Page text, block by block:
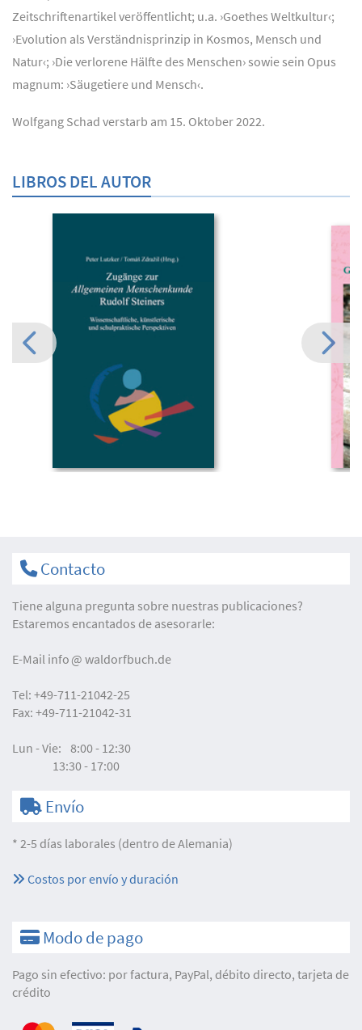
Zeitschriftenartikel veröffentlicht; u.a. ›Goethes Weltkultur‹;
›Evolution als Verständnisprinzip in Kosmos, Mensch und
Natur‹; ›Die verlorene Hälfte des Menschen› sowie sein Opus
magnum: ›Säugetiere und Mensch‹.
Wolfgang Schad verstarb am 15. Oktober 2022.
LIBROS DEL AUTOR
Contacto
Tiene alguna pregunta sobre nuestras publicaciones?
Estaremos encantados de asesorarle:
E-Mail info waldorfbuch.de
Tel: +49-711-21042-25
Fax: +49-711-21042-31
Lun - Vie: 8:00 - 12:30
13:30 - 17:00
Envío
* 2-5 días laborales (dentro de Alemania)
Costos por envío y duración
Modo de pago
Pago sin efectivo: por factura, PayPal, débito directo, tarjeta de
crédito